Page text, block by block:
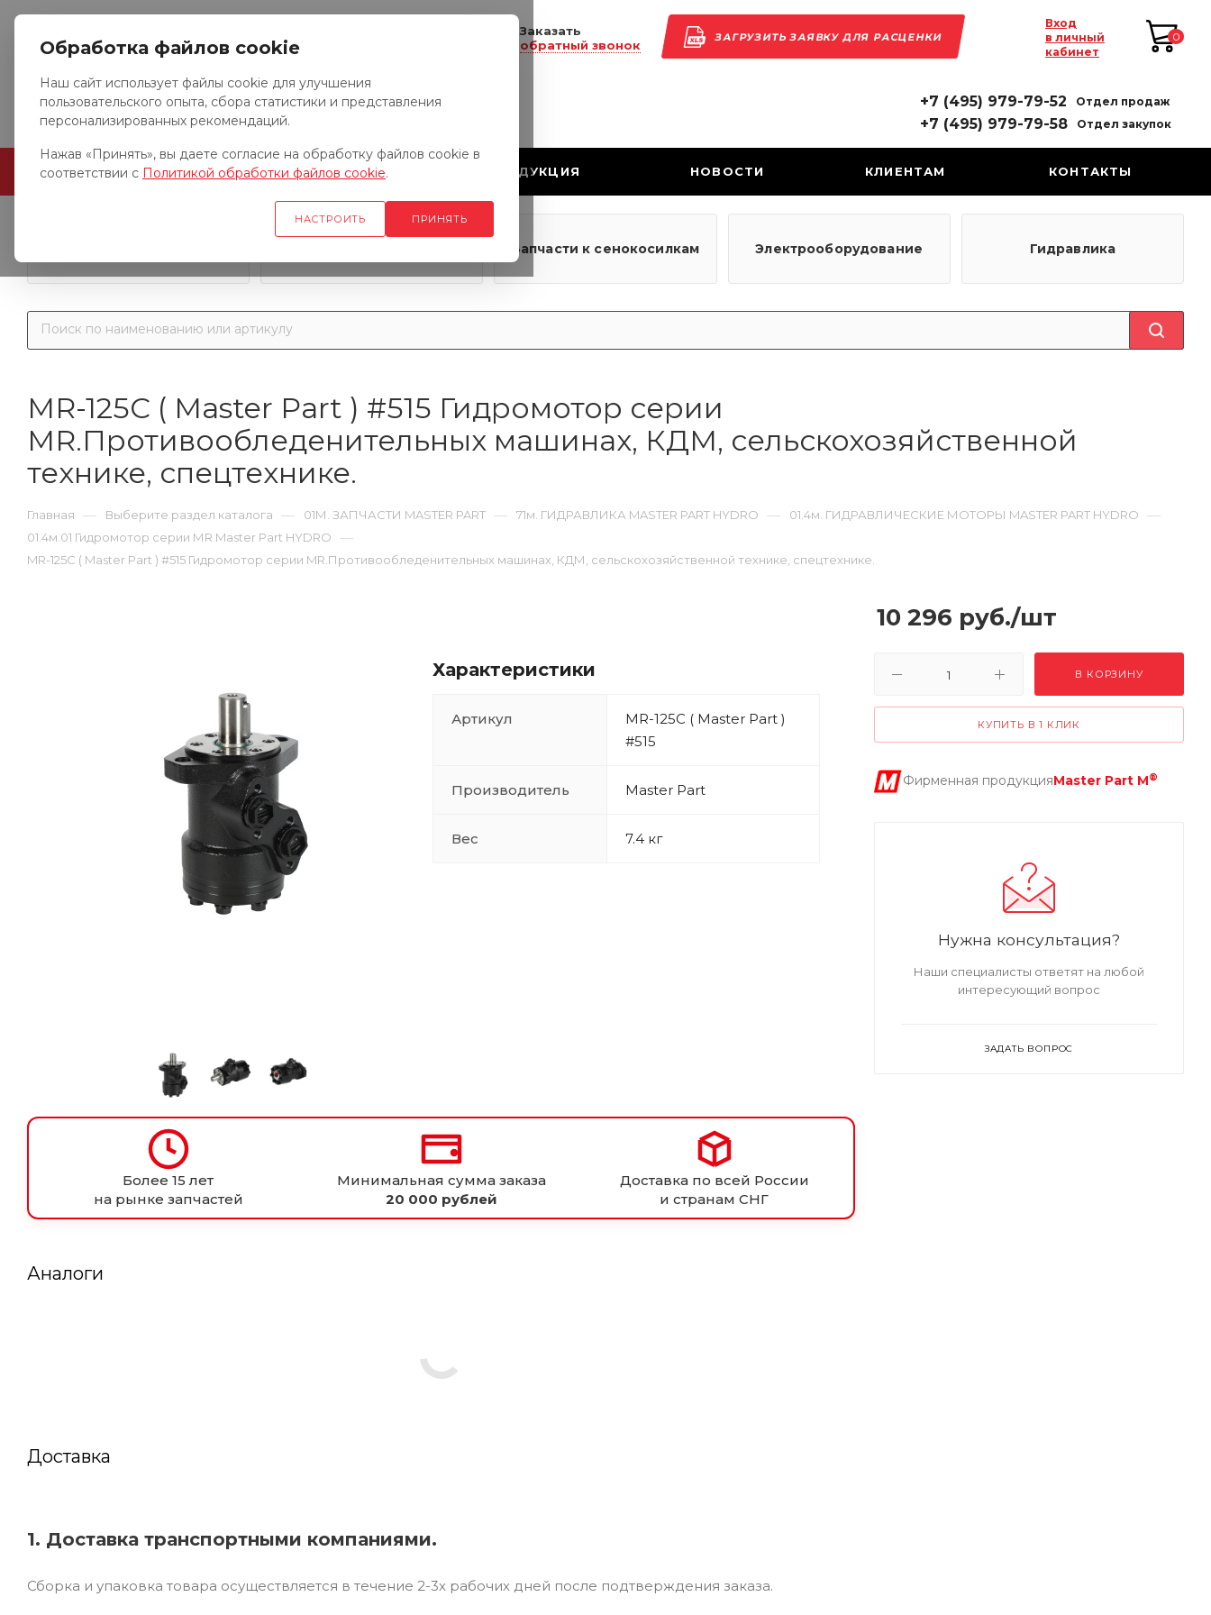
0
Вход
в личный
кабинет
ЗАГРУЗИТЬ ЗАЯВКУ ДЛЯ РАСЦЕНКИ
Заказать
обратный звонок
+7 (495) 979-79-52 Отдел продаж
+7 (495) 979-79-58 Отдел закупок
ГЛАВНАЯ О КОМПАНИИ ПРОДУКЦИЯ НОВОСТИ КЛИЕНТАМ КОНТАКТЫ
Запчасти к грузовым
Запчасти к сенокосилкам Электрооборудование Гидравлика
MR-125C ( Master Part ) #515 Гидромотор серии
MR.Противообледенительных машинах, КДМ, сельскохозяйственной
технике, спецтехнике.
Главная — Выберите раздел каталога — 01М. ЗАПЧАСТИ MASTER PART — 71м. ГИДРАВЛИКА MASTER PART HYDRO — 01.4м. ГИДРАВЛИЧЕСКИЕ МОТОРЫ MASTER PART HYDRO —
01.4м.01 Гидромотор серии МR Master Part HYDRO —
MR-125C ( Master Part ) #515 Гидромотор серии MR.Противообледенительных машинах, КДМ, сельскохозяйственной технике, спецтехнике.
Характеристики
Артикул
MR-125C ( Master Part )
#515
Производитель Master Part
Вес 7.4 кг
Более 15 лет
на рынке запчастей
Минимальная сумма заказа
20 000 рублей
Доставка по всей России
и странам СНГ
Аналоги
Доставка
1. Доставка транспортными компаниями.
Сборка и упаковка товара осуществляется в течение 2-3х рабочих дней после подтверждения заказа.
10 296 руб./шт
В КОРЗИНУ
КУПИТЬ В 1 КЛИК
Фирменная продукцияMaster Part M®
Нужна консультация?
Наши специалисты ответят на любой
интересующий вопрос
ЗАДАТЬ ВОПРОС
Обработка файлов cookie
Наш сайт использует файлы cookie для улучшения
пользовательского опыта, сбора статистики и представления
персонализированных рекомендаций.
Нажав «Принять», вы даете согласие на обработку файлов cookie в
соответствии с Политикой обработки файлов cookie.
НАСТРОИТЬ ПРИНЯТЬ